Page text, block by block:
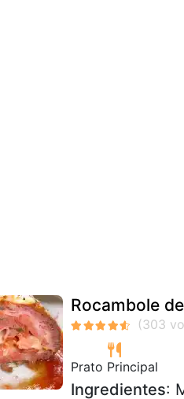
Rocambole
Prato Principal
Ingredientes: